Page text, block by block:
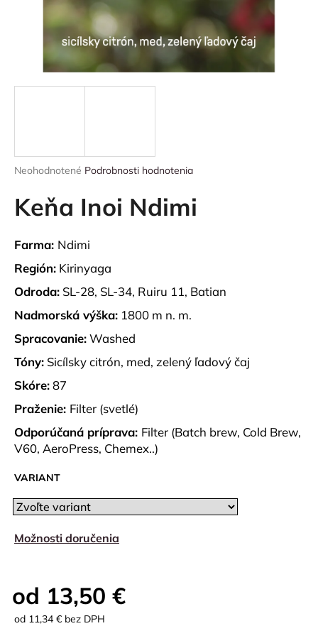
Priemerné
produktu
je
5
hviezdičiek.
Neohodnotené Podrobnosti hodnotenia
Keňa Inoi Ndimi
Farma: Ndimi
Región: Kirinyaga
Odroda: SL-28, SL-34, Ruiru 11, Batian
Nadmorská výška: 1800 m n. m.
Spracovanie:Washed
Tóny: Sicílsky citrón, med, zelený ľadový čaj
Skóre:87
Praženie: Filter (svetlé)
Odporúčaná príprava: Filter (Batch brew, Cold Brew,
V60, AeroPress, Chemex..)
VARIANT
Možnosti doručenia
od 13,50 €
od 11,34 € bez DPH
?
HĽADAŤ
d
o
r
č
a
m
e
STOJAN
FILTRE
25